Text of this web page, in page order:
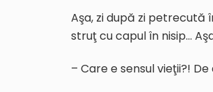
Aşa, zi după zi
struţ cu capul în nisip…
– Care e sensul vieţii?!